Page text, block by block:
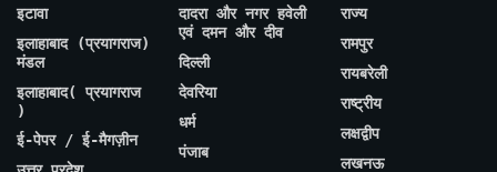
इटावा
इलाहाबाद (प्रयागराज)
मंडल
इलाहाबाद( प्रयागराज
)
ई-पेपर / ई-मैगज़ीन
दादरा और नगर हवेली
एवं दमन और दीव
दिल्ली
देवरिया
धर्म
पंजाब
राज्य
रामपुर
रायबरेली
राष्ट्रीय
लक्षद्वीप
लखनऊ